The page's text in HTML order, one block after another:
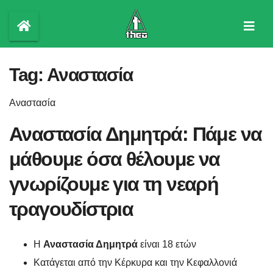
content
Tag: Αναστασία
Αναστασία
Αναστασία Δημητρά: Πάμε να
μάθουμε όσα θέλουμε να
γνωρίζουμε για τη νεαρή
τραγουδίστρια
Η Αναστασία Δημητρά είναι 18 ετών
Κατάγεται από την Κέρκυρα και την Κεφαλλονιά